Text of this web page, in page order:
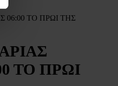
06:00 ΤΟ ΠΡΩΙ ΤΗΣ
ΤΟ ΠΡΩΙ